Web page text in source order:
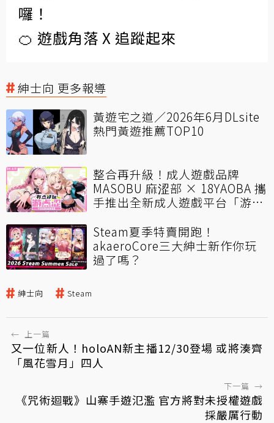
囉！
🍊 遊戲角落 X 追蹤起來
紳士向 更多報導
黃遊宅之道／2026年6月DLsite
熱門黃遊推薦TOP10
整合再升級！成人遊戲品牌
MASOBU 麻涩部 × 18YAOBA 攜
手推出全新成人遊戲平台「游点
遊戲體驗
Steam夏季特賣開跑！
akaeroCore三大紳士新作你玩
過了嗎？
紳士向 Steam
← 上一篇
又一位新人！holoAN新主播12/30登場 或將湊齊
「風花雪月」四人
下一篇 →
《咒術迴戰》山寨手遊氾濫 官方將對未授權遊戲
採嚴厲行動